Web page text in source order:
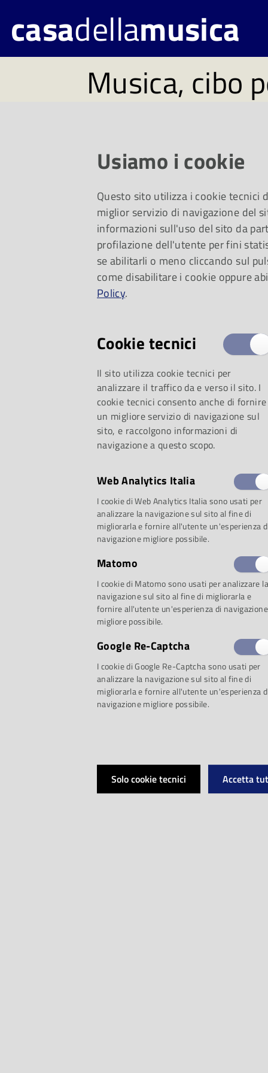
casadellamusica
Musica, cibo
martedì 2
Un viaggio dal
Pollini alle
per i più piccoli,
selezione:
Proposta 1:
Omaggio al
scomparso
Da Clementi a
I grandi
Usiamo i cookie
Questo sito utilizza i cookie tecnici
miglior servizio di navigazione del
informazioni sull'uso del sito da
profilazione dell'utente per fini
se abilitarli o meno cliccando sul
come disabilitare i cookie oppure
Policy.
Cookie tecnici
Il sito utilizza cookie tecnici per
analizzare il traffico da e verso il sito. I
cookie tecnici consento anche di fornire
un migliore servizio di navigazione sul
sito, e raccolgono informazioni di
navigazione a questo scopo.
Web Analytics Italia
I cookie di Web Analytics Italia sono usati per
analizzare la navigazione sul sito al fine di
migliorarla e fornire all'utente un'esperienza
navigazione migliore possibile.
Matomo
I cookie di Matomo sono usati per analizzare la
navigazione sul sito al fine di migliorarla e
fornire all'utente un'esperienza di navigazione
migliore possibile.
Google Re-Captcha
I cookie di Google Re-Captcha sono usati per
analizzare la navigazione sul sito al fine di
migliorarla e fornire all'utente un'esperienza
navigazione migliore possibile.
Solo cookie tecnici Accetta